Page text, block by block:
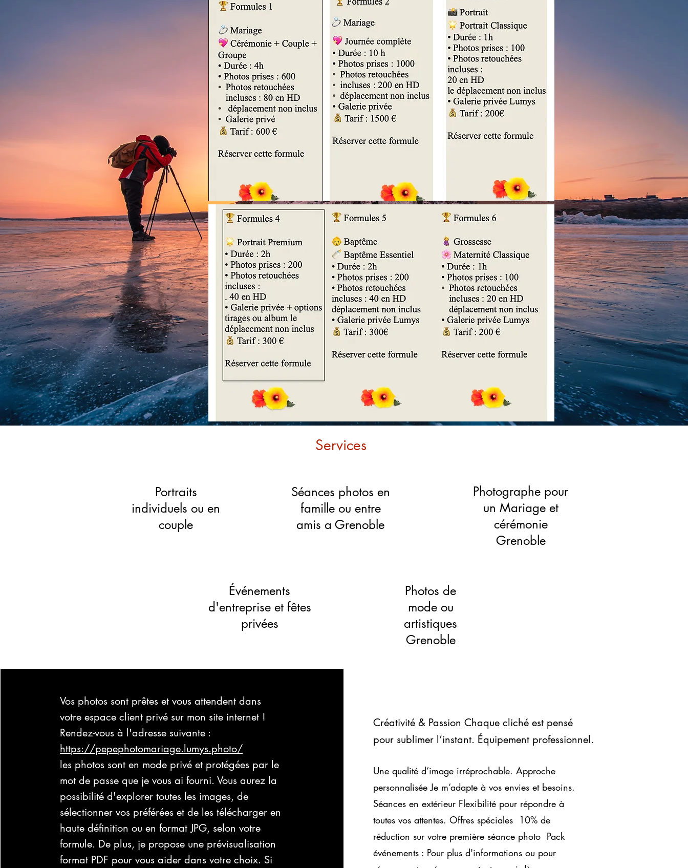
Services
Portraits
individuels ou en
couple
Séances photos en
famille ou entre
amis a Grenoble
Événements
d'entreprise et fêtes
privées
Photographe pour
un Mariage et
cérémonie
Grenoble
Photos de
mode ou
artistiques
Grenoble
Vos photos sont prêtes et vous attendent dans
votre espace client privé sur mon site internet !
Rendez-vous à l'adresse suivante :
https://pepephotomariage.lumys.photo/
les photos sont en mode privé et protégées par le
mot de passe que je vous ai fourni. Vous aurez la
possibilité d'explorer toutes les images, de
sélectionner vos préférées et de les télécharger en
haute définition ou en format JPG, selon votre
formule. De plus, je propose une prévisualisation
format PDF pour vous aider dans votre choix. Si
Créativité & Passion Chaque cliché est pensé
pour sublimer l’instant. Équipement professionnel.
Une qualité d’image irréprochable. Approche
personnalisée Je m’adapte à vos envies et besoins.
Séances en extérieur Flexibilité pour répondre à
toutes vos attentes. Offres spéciales 10% de
réduction sur votre première séance photo Pack
événements : Pour plus d'informations ou pour